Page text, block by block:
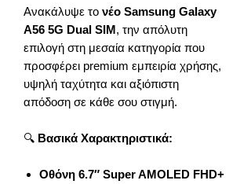
Ανακάλυψε το νέο Samsung Galaxy
A56 5G Dual SIM, την απόλυτη
επιλογή στη μεσαία κατηγορία που
προσφέρει premium εμπειρία χρήσης,
υψηλή ταχύτητα και αξιόπιστη
απόδοση σε κάθε σου στιγμή.
🔍 Βασικά Χαρακτηριστικά:
Οθόνη 6.7″ Super AMOLED FHD+